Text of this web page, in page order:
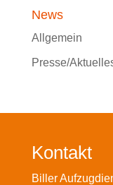
News
Allgemein
Presse/
Kontakt
Biller